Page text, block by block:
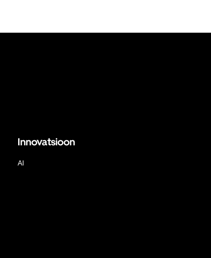
Innovatsioon
AI